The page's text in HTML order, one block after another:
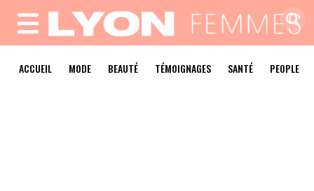
MENU
ACCUEIL MODE BEAUTÉ TÉMOIGNAGES SANTÉ PEOPLE